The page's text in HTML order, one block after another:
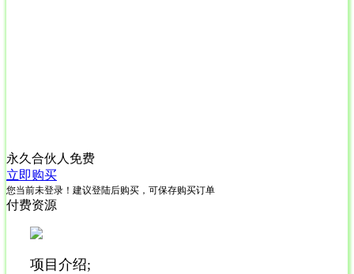
永久合伙人 免费
立即购买
您当前未登录！建议登陆后购买，可保存购买订单
付费资源
项目介绍;